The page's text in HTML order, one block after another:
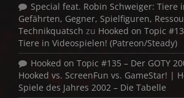
Special feat. Robin Schweiger: Tiere
Gefährten, Gegner, Spielfiguren,
Technikquatsch zu Hooked on Topic
Tiere in Videospielen! (Patreon/Steady)
Hooked on Topic #135 – Der GOTY
Hooked vs. ScreenFun vs. GameStar! |
Spiele des Jahres 2002 – Die Tabelle